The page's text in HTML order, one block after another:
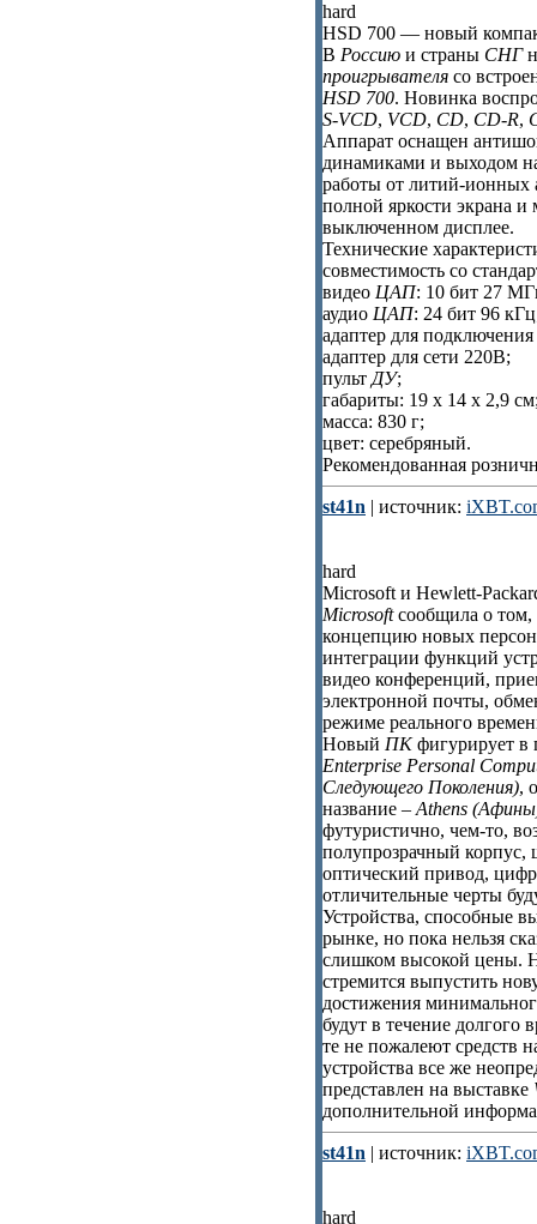
hard
HSD 700 — новый
В Россию и страны СНГ
проигрывателя со
HSD 700. Новинка
S-VCD, VCD, CD, CD-R,
Аппарат оснащен
динамиками и выходом
работы от литий-ионных
полной яркости экрана и
выключенном дисплее.
Технические
совместимость со
видео ЦАП: 10 бит 27
аудио ЦАП: 24 бит 96
адаптер для
адаптер для сети 220В;
пульт ДУ;
габариты: 19 x 14 x 2,9
масса: 830 г;
цвет: серебряный.
Рекомендованная
st41n | источник:
hard
Microsoft и Hewlett-
Microsoftсообщила о том,
концепцию новых
интеграции функций
видео конференций,
электронной почты,
режиме реального
Новый ПКфигурирует в
Enterprise Personal
Следующего Поколения),
название – Athens
футуристично, чем-то,
полупрозрачный
оптический привод,
отличительные черты
Устройства, способные
рынке, но пока нельзя
слишком высокой цены.
стремится выпустить
достижения
будут в течение
те не пожалеют средств
устройства все же
представлен на выставке
дополнительной
st41n | источник:
hard